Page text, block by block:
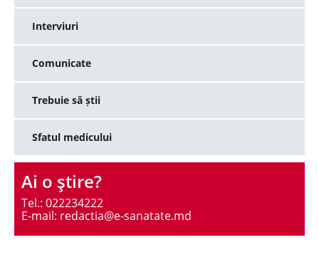
Interviuri
Comunicate
Trebuie să știi
Sfatul medicului
Ai o ştire?
Tel.: 022234222
E-mail: redactia@e-sanatate.md